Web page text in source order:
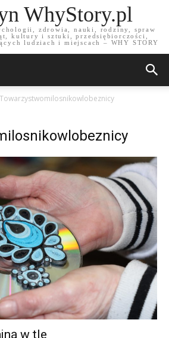
WhyStory.pl
zdrowia, nauki, rodziny, spraw
kultury i sztuki, przedsiębiorczości,
ludziach i miejscach – WHY STORY
Towarzystwomilosnikowlobeznicy
w tle